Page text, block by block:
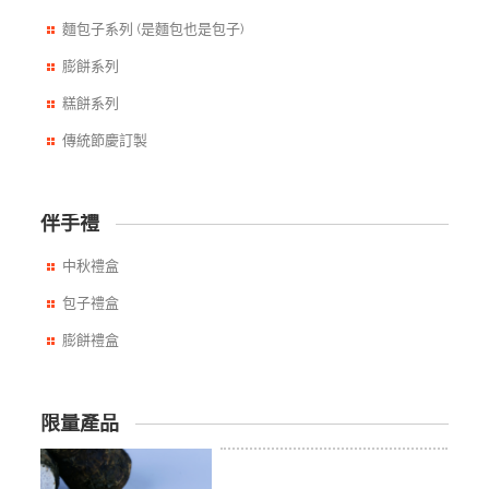
麵包子系列 (是麵包也是包子)
膨餅系列
糕餅系列
傳統節慶訂製
伴手禮
中秋禮盒
包子禮盒
膨餅禮盒
限量產品